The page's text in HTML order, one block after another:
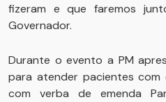
fizeram e que faremos
Governador.
Durante o evento a PM
para atender pacientes com
com verba de emenda